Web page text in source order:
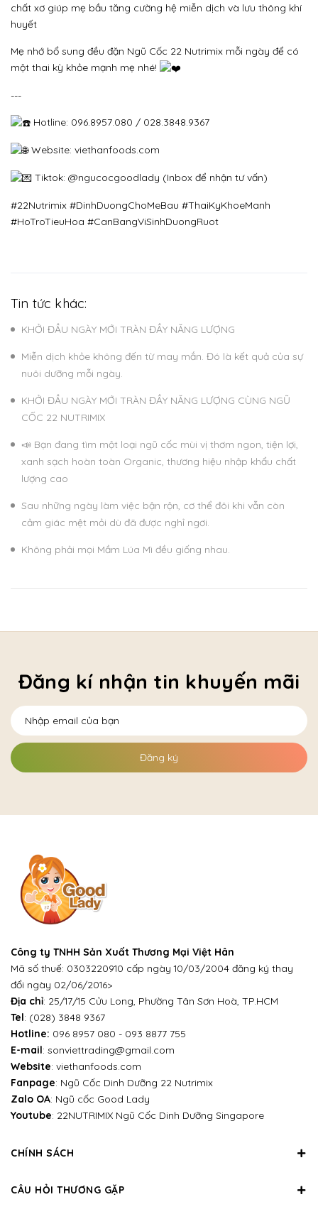
chất xơ giúp mẹ bầu tăng cường hệ miễn dịch và lưu thông khí
huyết
Mẹ nhớ bổ sung đều đặn Ngũ Cốc 22 Nutrimix mỗi ngày để có
một thai kỳ khỏe mạnh mẹ nhé!
---
Hotline: 096.8957.080 / 028.3848.9367
Website: viethanfoods.com
Tiktok: @ngucocgoodlady (Inbox để nhận tư vấn)
#22Nutrimix #DinhDuongChoMeBau #ThaiKyKhoeManh
#HoTroTieuHoa #CanBangViSinhDuongRuot
Tin tức khác:
KHỞI ĐẦU NGÀY MỚI TRÀN ĐẦY NĂNG LƯỢNG
Miễn dịch khỏe không đến từ may mắn. Đó là kết quả của sự
nuôi dưỡng mỗi ngày.
KHỞI ĐẦU NGÀY MỚI TRÀN ĐẦY NĂNG LƯỢNG CÙNG NGŨ
CỐC 22 NUTRIMIX
📣 Bạn đang tìm một loại ngũ cốc mùi vị thơm ngon, tiện lợi,
xanh sạch hoàn toàn Organic, thương hiệu nhập khẩu chất
lượng cao
Sau những ngày làm việc bận rộn, cơ thể đôi khi vẫn còn
cảm giác mệt mỏi dù đã được nghỉ ngơi.
Không phải mọi Mầm Lúa Mì đều giống nhau.
Đăng kí nhận tin khuyến mãi
Đăng ký
Công ty TNHH Sản Xuất Thương Mại Việt Hân
Mã số thuế: 0303220910 cấp ngày 10/03/2004 đăng ký thay
đổi ngày 02/06/2016>
Địa chỉ: 25/17/15 Cửu Long, Phường Tân Sơn Hoà, TP.HCM
Tel: (028) 3848 9367
Hotline: 096 8957 080 - 093 8877 755
E-mail: sonviettrading@gmail.com
Website: viethanfoods.com
Fanpage: Ngũ Cốc Dinh Dưỡng 22 Nutrimix
Zalo OA: Ngũ cốc Good Lady
Youtube: 22NUTRIMIX Ngũ Cốc Dinh Dưỡng Singapore
CHÍNH SÁCH
CÂU HỎI THƯƠNG GẶP